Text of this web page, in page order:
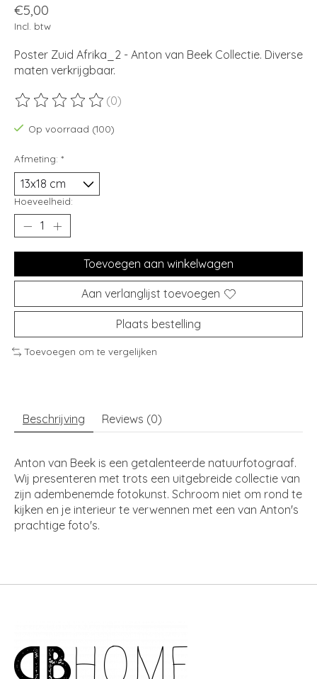
€5,00
Incl. btw
Poster Zuid Afrika_2 - Anton van Beek Collectie. Diverse
maten verkrijgbaar.
De beoordeling van dit product is
(0)
Op voorraad (100)
Afmeting: *
Hoeveelheid:
Toevoegen aan winkelwagen
Aan verlanglijst toevoegen
Plaats bestelling
Toevoegen om te vergelijken
Beschrijving Reviews (0)
Anton van Beek is een getalenteerde natuurfotograaf.
Wij presenteren met trots een uitgebreide collectie van
zijn adembenemde fotokunst. Schroom niet om rond te
kijken en je interieur te verwennen met een van Anton's
prachtige foto's.